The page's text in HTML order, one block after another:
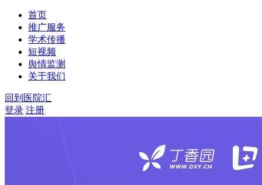
首页
推广服务
学术传播
短视频
舆情监测
关于我们
回到医院汇
登录 注册